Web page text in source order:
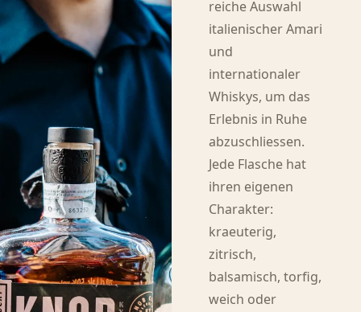
reiche Auswahl
italienischer Amari
und
internationaler
Whiskys, um das
Erlebnis in Ruhe
abzuschliessen.
Jede Flasche hat
ihren eigenen
Charakter:
kraeuterig,
zitrisch,
balsamisch, torfig,
weich oder